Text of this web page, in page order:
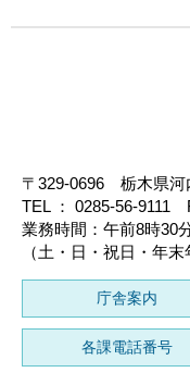
〒329-0696 栃木県河
TEL ： 0285-56-9111
業務時間：午前8時30
（土・日・祝日・年末
庁舎案内
各課電話番号